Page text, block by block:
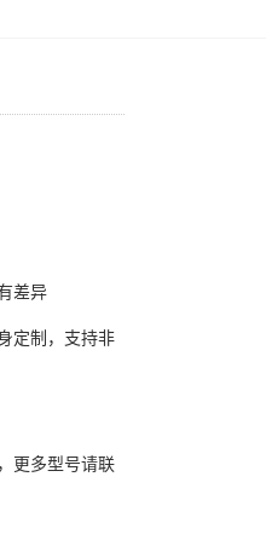
差异
定制，支持非
更多型号请联